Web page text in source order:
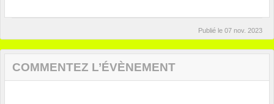
Publié le 07 nov. 2023
COMMENTEZ L’ÉVÈNEMENT